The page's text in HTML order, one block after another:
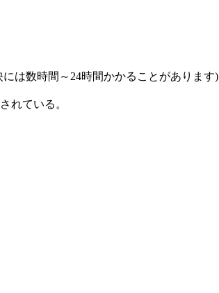
は数時間～24時間かかることがあります)
れている。